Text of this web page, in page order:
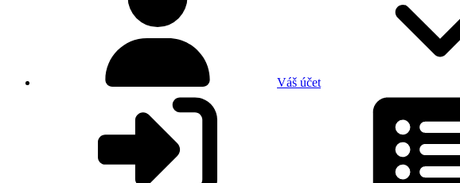
Váš účet